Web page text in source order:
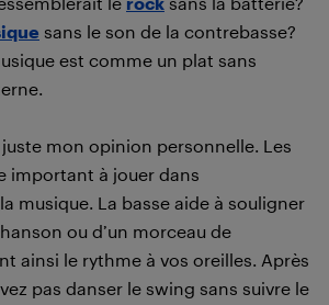
sans le son de la contrebasse?
est comme un plat sans
juste mon opinion personnelle. Les
important à jouer dans
musique. La basse aide à souligner
ou d’un morceau de
ainsi le rythme à vos oreilles. Après
pas danser le swing sans suivre le